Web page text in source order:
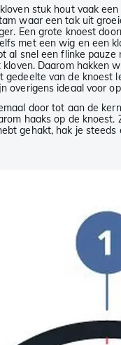
stuk hout vaak
waar een tak uit
Een grote knoest
met een wig en een
al snel een flinke pauze
Daarom hakken
gedeelte van de knoest
overigens ideaal voor
door tot aan de
haaks op de knoest.
gehakt, hak je steeds